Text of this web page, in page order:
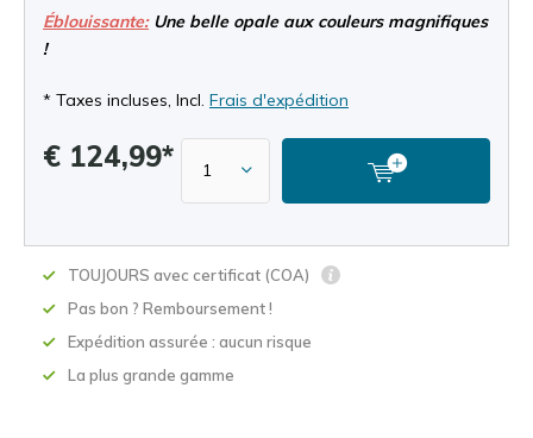
Éblouissante:Une belle opale aux couleurs magnifiques
!
* Taxes incluses, Incl. Frais d'expédition
€ 124,99*
TOUJOURS avec certificat (COA)
Pas bon ? Remboursement !
Expédition assurée : aucun risque
La plus grande gamme